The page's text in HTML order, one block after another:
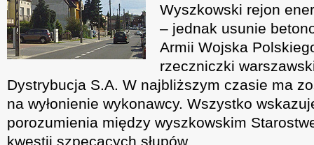
Wyszkowski rejon
– jednak usunie
Armii Wojska
rzeczniczki
Dystrybucja S.A. W najbliższym czasie ma
na wyłonienie wykonawcy. Wszystko
porozumienia między wyszkowskim
kwestii szpecących słupów.